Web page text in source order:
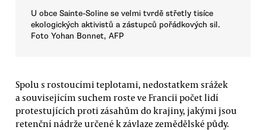
U obce Sainte-Soline se velmi tvrdě střetly tisíce
ekologických aktivistů a zástupců pořádkových sil.
Foto Yohan Bonnet, AFP
Spolu s rostoucími teplotami, nedostatkem srážek
a souvisejícím suchem roste ve Francii počet lidí
protestujících proti zásahům do krajiny, jakými jsou
retenční nádrže určené k závlaze zemědělské půdy.